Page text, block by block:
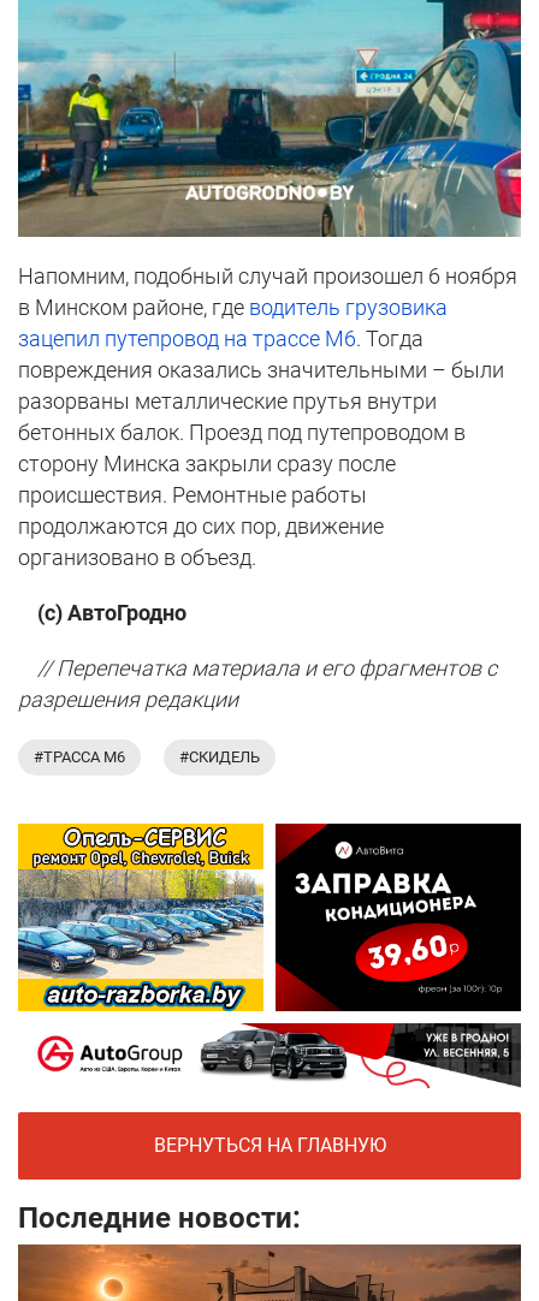
Напомним, подобный случай произошел 6 ноября
в Минском районе, где водитель грузовика
зацепил путепровод на трассе М6. Тогда
повреждения оказались значительными – были
разорваны металлические прутья внутри
бетонных балок. Проезд под путепроводом в
сторону Минска закрыли сразу после
происшествия. Ремонтные работы
продолжаются до сих пор, движение
организовано в объезд.
(с) АвтоГродно
// Перепечатка материала и его фрагментов с
разрешения редакции
#ТРАССА М6 #СКИДЕЛЬ
ВЕРНУТЬСЯ НА ГЛАВНУЮ
Последние новости: